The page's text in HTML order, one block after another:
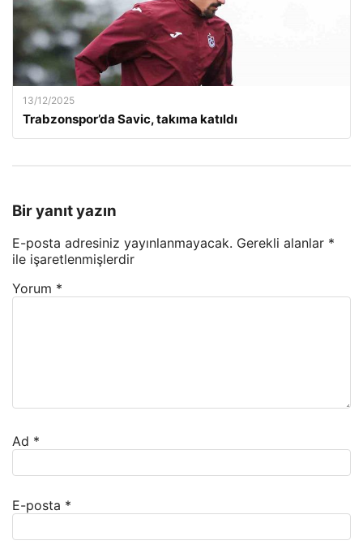
13/12/2025
Trabzonspor’da Savic, takıma katıldı
Bir yanıt yazın
E-posta adresiniz yayınlanmayacak. Gerekli alanlar *
ile işaretlenmişlerdir
Yorum *
Ad *
E-posta *